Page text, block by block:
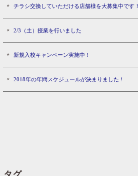
チラシ交換していただける店舗様を大募集中です！
2/3（土）授業を行いました
新規入校キャンペーン実施中！
2018年の年間スケジュールが決まりました！